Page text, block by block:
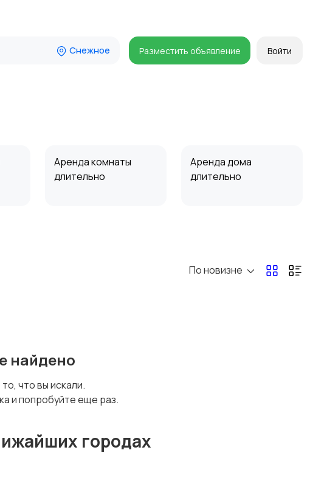
Снежное Разместить объявление Войти
Аренда комнаты
длительно
Аренда дома
длительно
По новизне
найдено
что вы искали.
и попробуйте еще раз.
городах